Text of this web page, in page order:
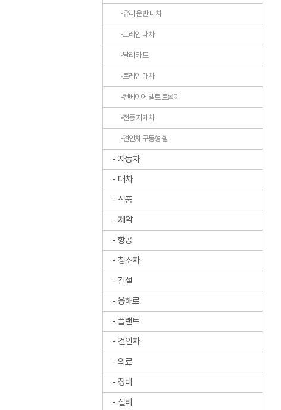
유리 운반 대차
트레인 대차
달리 카트
트레인 대차
컨베이어 벨트 트롤이
전동 지게차
견인차 구동형 휠
자동차
대차
식품
제약
항공
청소차
건설
용해로
플랜트
견인차
의료
장비
설비